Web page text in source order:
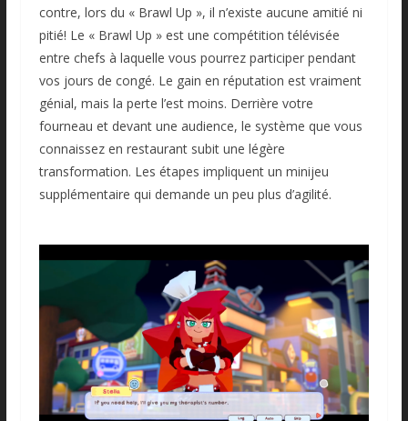
contre, lors du « Brawl Up », il n’existe aucune amitié ni
pitié! Le « Brawl Up » est une compétition télévisée
entre chefs à laquelle vous pourrez participer pendant
vos jours de congé. Le gain en réputation est vraiment
génial, mais la perte l’est moins. Derrière votre
fourneau et devant une audience, le système que vous
connaissez en restaurant subit une légère
transformation. Les étapes impliquent un minijeu
supplémentaire qui demande un peu plus d’agilité.